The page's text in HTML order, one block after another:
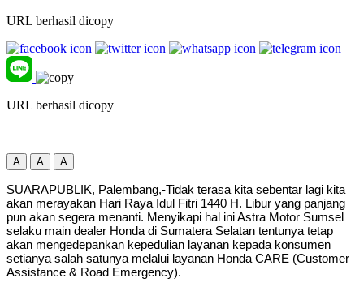
URL berhasil dicopy
URL berhasil dicopy
A A A
SUARAPUBLIK, Palembang,-Tidak terasa kita sebentar lagi kita
akan merayakan Hari Raya Idul Fitri 1440 H. Libur yang panjang
pun akan segera menanti. Menyikapi hal ini Astra Motor Sumsel
selaku main dealer Honda di Sumatera Selatan tentunya tetap
akan mengedepankan kepedulian layanan kepada konsumen
setianya salah satunya melalui layanan Honda CARE (Customer
Assistance & Road Emergency).